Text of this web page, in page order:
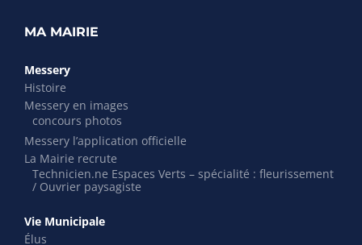
MA MAIRIE
Messery
Histoire
Messery en images
concours photos
Messery l’application officielle
La Mairie recrute
Technicien.ne Espaces Verts – spécialité : fleurissement
/ Ouvrier paysagiste
Vie Municipale
Élus